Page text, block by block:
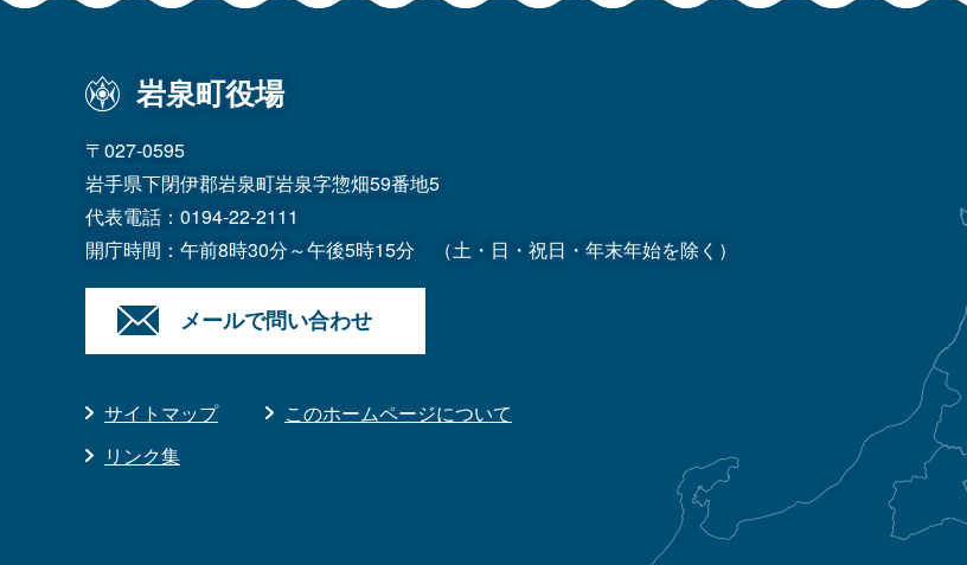
岩泉町役場
〒027-0595
岩手県下閉伊郡岩泉町岩泉字惣畑59番地5
代表電話： 0194-22-2111
開庁時間：午前8時30分～午後5時15分
（土・日・祝日・年末年始を除く）
メールで問い合わせ
サイトマップ
このホームページについて
リンク集